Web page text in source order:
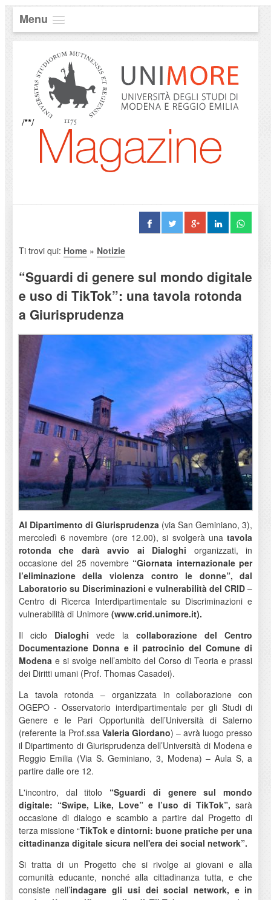
Menu
/**/
Ti trovi qui: Home» Notizie
“Sguardi di genere sul mondo digitale
e uso di TikTok”: una tavola rotonda
a Giurisprudenza
Al Dipartimento di Giurisprudenza (via San Geminiano, 3),
mercoledì 6 novembre (ore 12.00), si svolgerà unatavola
rotonda che darà avvio ai Dialoghi organizzati, in
occasione del 25 novembre “Giornata internazionale per
l’eliminazione della violenza contro le donne”, dal
Laboratorio su Discriminazioni e vulnerabilità del CRID–
Centro di Ricerca Interdipartimentale su Discriminazioni e
vulnerabilità di Unimore(www.crid.unimore.it).
Il ciclo Dialoghi vede la collaborazione del Centro
Documentazione Donna e il patrocinio del Comune di
Modena e si svolge nell’ambito del Corso di Teoria e prassi
dei Diritti umani (Prof. Thomas Casadei).
La tavola rotonda – organizzata in collaborazione con
OGEPO - Osservatorio interdipartimentale per gli Studi di
Genere e le Pari Opportunità dell’Università di Salerno
(referente la Prof.ssa Valeria Giordano) – avrà luogo presso
il Dipartimento di Giurisprudenza dell’Università di Modena e
Reggio Emilia (Via S. Geminiano, 3, Modena) – Aula S, a
partire dalle ore 12.
L'incontro, dal titolo “Sguardi di genere sul mondo
digitale: “Swipe, Like, Love” e l’uso di TikTok”,sarà
occasione di dialogo e scambio a partire dal Progetto di
terza missione “TikTok e dintorni: buone pratiche per una
cittadinanza digitale sicura nell'era dei social network”.
Si tratta di un Progetto che si rivolge ai giovani e alla
comunità educante, nonché alla cittadinanza tutta, e che
consiste nell’indagare gli usi dei social network, e in